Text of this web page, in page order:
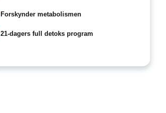
Forskynder metabolismen
21-dagers full detoks program